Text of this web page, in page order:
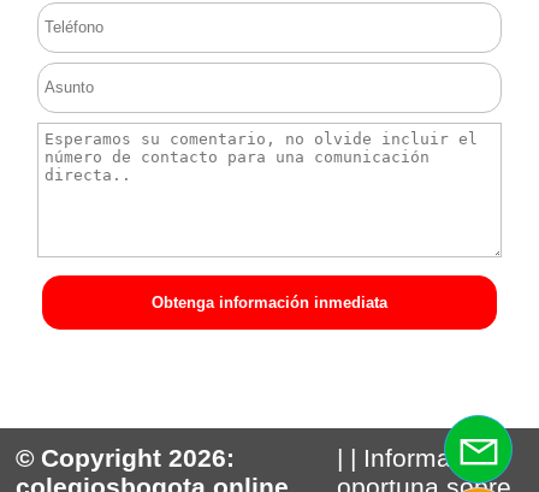
Obtenga información inmediata
© Copyright 2026:
| | Información